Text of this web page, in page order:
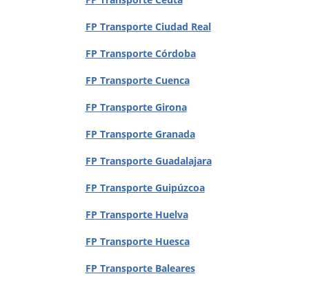
FP Transporte Ciudad Real
FP Transporte Córdoba
FP Transporte Cuenca
FP Transporte Girona
FP Transporte Granada
FP Transporte Guadalajara
FP Transporte Guipúzcoa
FP Transporte Huelva
FP Transporte Huesca
FP Transporte Baleares